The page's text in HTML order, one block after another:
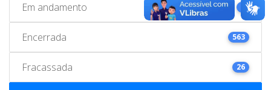
Em andamento
Encerrada 563
Fracassada 26